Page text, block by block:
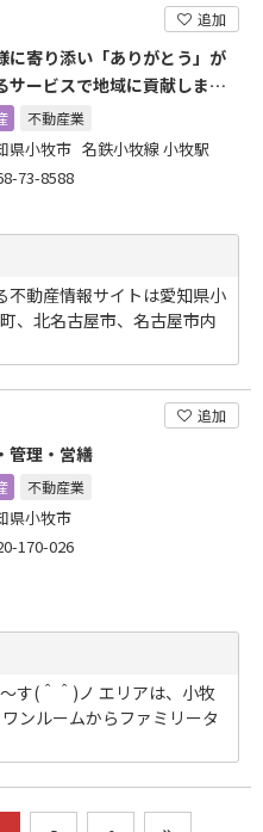
追加
に寄り添い「ありがとう」が
サービスで地域に貢献しま
不動産業
県小牧市 名鉄小牧線 小牧駅
73-8588
不動産情報サイトは愛知県小
、北名古屋市、名古屋市内
追加
管理・営繕
不動産業
県小牧市
170-026
す(＾＾)ノ エリアは、小牧
ンルームからファミリータ